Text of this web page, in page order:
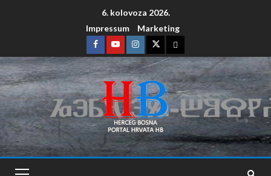
6. kolovoza 2026.
Impressum
Marketing